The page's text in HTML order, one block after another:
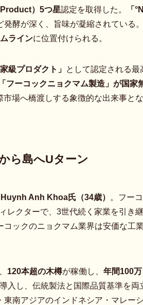
）5つ星認定を取得した。 「
発酵が深く、旨味が凝縮されている
ラインに位置付けられる。
級プロダクト」 として認定される
「フーコックニョクマム製造」が国家
場へ橋渡しする象徴的な出来事とな
ら島へUターン
Anh Khoa氏（34歳） 。フー
レクターで、3世代続く家業を引き
ックのニョクマム業界は安価な工
120本超の木樽が稼働し、 年間100
入し、伝統製法と国際品質基準を
南アジアのインドネシア・マレー